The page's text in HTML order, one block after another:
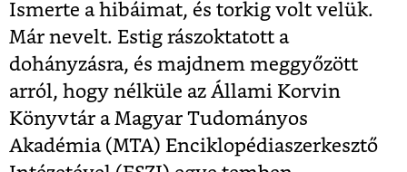
Ismerte a hibáimat, és torkig volt velük.
Már nevelt. Estig rászoktatott a
dohányzásra, és majdnem meggyőzött
arról, hogy nélküle az Állami Korvin
Könyvtár a Magyar Tudományos
Akadémia (MTA) Enciklopédiaszerkesztő